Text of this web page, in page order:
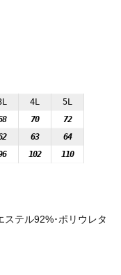
4L
5L
70
72
63
64
102 110
テル92%･ポリウレタ